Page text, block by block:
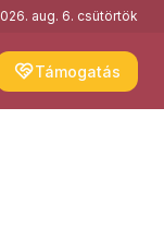
aug. 6. csütörtök
Támogatás